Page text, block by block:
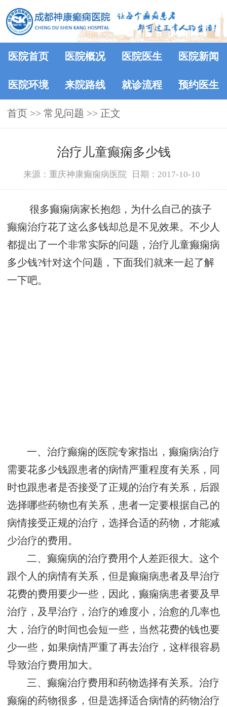
医院首页 医院概况 医院医生 医院新闻
医院环境 来院路线 就诊流程 预约医生
首页 >> 常见问题 >> 正文
治疗儿童癫痫多少钱
来源：重庆神康癫痫病医院 日期：2017-10-10
很多癫痫病家长抱怨，为什么自己的孩子
癫痫治疗花了这么多钱却总是不见效果。不少人
都提出了一个非常实际的问题，治疗儿童癫痫病
多少钱?针对这个问题，下面我们就来一起了解
一下吧。
一、治疗癫痫的医院专家指出，癫痫病治疗
需要花多少钱跟患者的病情严重程度有关系，同
时也跟患者是否接受了正规的治疗有关系，后跟
选择哪些药物也有关系，患者一定要根据自己的
病情接受正规的治疗，选择合适的药物，才能减
少治疗的费用。
二、癫痫病的治疗费用个人差距很大。这个
跟个人的病情有关系，但是癫痫病患者及早治疗
花费的费用要少一些，因此，癫痫病患者要及早
治疗，及早治疗，治疗的难度小，治愈的几率也
大，治疗的时间也会短一些，当然花费的钱也要
少一些，如果病情严重了再去治疗，这样很容易
导致治疗费用加大。
三、癫痫治疗费用和药物选择有关系。治疗
癫痫的药物很多，但是选择适合病情的药物治疗